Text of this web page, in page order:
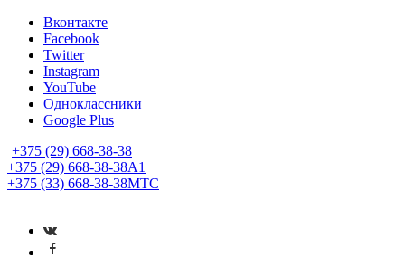
Вконтакте
Facebook
Twitter
Instagram
YouTube
Одноклассники
Google Plus
+375 (29) 668-38-38
+375 (29) 668-38-38A1
+375 (33) 668-38-38МТС